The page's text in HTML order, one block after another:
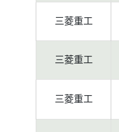
三菱重工
三菱重工
三菱重工